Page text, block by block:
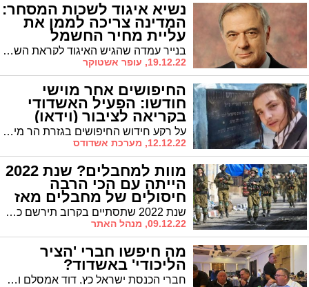
נשיא איגוד לשכות המסחר:
המדינה צריכה לממן את
עליית מחיר החשמל
בנייר עמדה שהגיש האיגוד לקראת השימוע שתקיים רשות החשמל נטען כי יש להקים גוף שיתכלל את כל פעילות משק האנרגיה בישראל, לחייב את חברת החשמל בהתייעלות עומק, להפסיק את הפעילות הרציפה של התחנות הפחמיות ולהגדיל זמנית את היתר הפליטה של התחנות הפועלות בגז
19.12.22, עופר אשטוקר
החיפושים אחר מוישי
חודשו: הפעיל האשדודי
בקריאה לציבור (וידאו)
על רקע חידוש החיפושים בגזרת הר מירון אחר מוישי קליינרמן אומר ל'אשדודס' הפעיל האשדודי אריאל אלחרר כי "כולנו תפילה ותקווה שפרשת היעלמותו של מוישי תגיע היום לסיומה. תמשיכו להתפלל, אברהם משה בן שמואל וגיטל"
12.12.22, מערכת אשדודס
מוות למחבלים? שנת 2022
הייתה עם הכי הרבה
חיסולים של מחבלים מאז
ומעולם שנת 2022 שתסתיים בקרוב תירשם כאחת השנים עם החיסולים הרבים ביותר של מחבלים פלסטינים - 150 פלסטינים, בשלוש גזרות שונות, חמישה מתוכם ביממה האחרונה בלבד, חוסלו על ידי כוחות צה"ל. בשב"כ אומרים כי 130 מתוך ההרוגים היו מעורבים באופן פעיל בטרור.
09.12.22, מנהל האתר
מה חיפשו חברי 'הציר
הליכודי' באשדוד?
חברי הכנסת ישראל כץ, דוד אמסלם ודוד ביטן השתתפו הערב בהילולת רבי יהודה הנשיא שערך הערב הרב שמואל שטרית באולמי 'בית האופרה' בעיר